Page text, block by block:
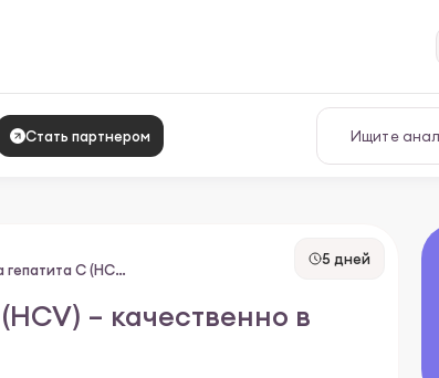
Стать партнером
5 дней
Выявление РНК вируса гепатита С (HCV) – качественно в цельной крови
– качественно в